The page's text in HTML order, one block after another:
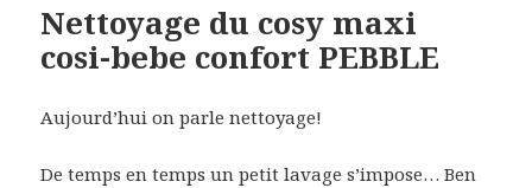
Nettoyage du cosy maxi
cosi-bebe confort PEBBLE
Aujourd’hui on parle nettoyage!
De temps en temps un petit lavage s’impose… Ben